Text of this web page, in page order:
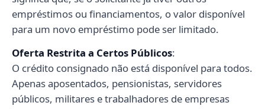
empréstimos ou financiamentos, o valor disponível
para um novo empréstimo pode ser limitado.
Oferta Restrita a Certos Públicos:
O crédito consignado não está disponível para todos.
Apenas aposentados, pensionistas, servidores
públicos, militares e trabalhadores de empresas